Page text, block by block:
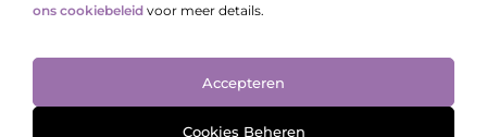
ons cookiebeleid voor meer details.
Accepteren
Cookies Beheren
www.ondernemershuiszo.nl